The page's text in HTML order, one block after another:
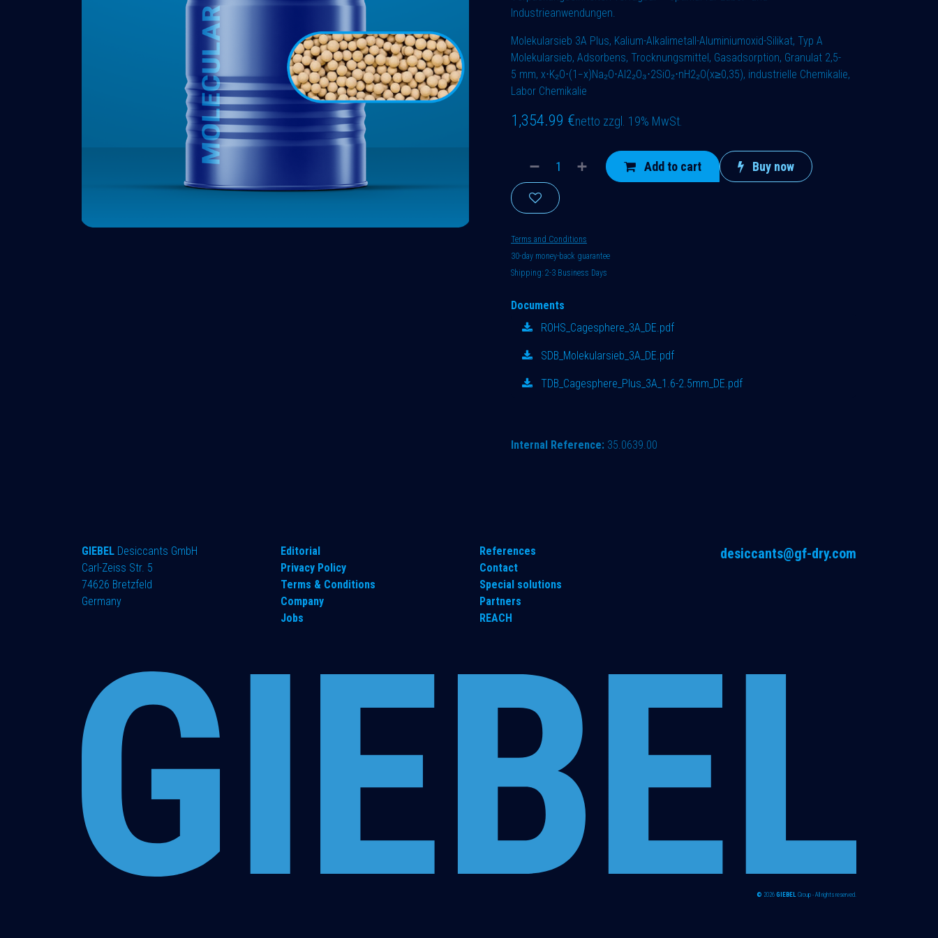
Industrieanwendungen.
Molekularsieb 3A Plus, Kalium-Alkalimetall-Aluminiumoxid-Silikat, Typ A
Molekularsieb, Adsorbens, Trocknungsmittel, Gasadsorption, Granulat 2,5-
5 mm, x⋅K₂O⋅(1−x)Na₂​O⋅Al2₂​O₃​⋅2SiO₂​⋅nH2₂O(x≥0,35), industrielle Chemikalie,
Labor Chemikalie
1,354.99 €netto zzgl. 19% MwSt.
Add to cart Buy now
Terms and Conditions
30-day money-back guarantee
Shipping: 2-3 Business Days
Documents
ROHS_Cagesphere_3A_DE.pdf
SDB_Molekularsieb_3A_DE.pdf
TDB_Cagesphere_Plus_3A_1.6-2.5mm_DE.pdf
Internal Reference: 35.0639.00
GIEBEL Desiccants GmbH
Carl-Zeiss Str. 5
74626 Bretzfeld
Germany
​Editorial
Privacy Policy
Terms & Conditions
Company
Jobs
References
Contact
Special solutions
Partners
REACH
desiccants@gf-dry.com
© 2026 GIEBEL Group - All rights reserved.